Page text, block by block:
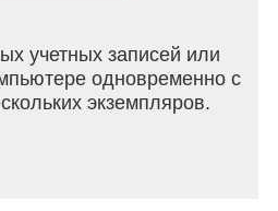
учетных записей или
одновременно с
экземпляров.